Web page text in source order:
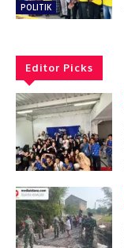
POLITIK
Editor Picks